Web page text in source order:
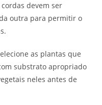
devem ser
outra para permitir o
as plantas que
substrato apropriado
neles antes de